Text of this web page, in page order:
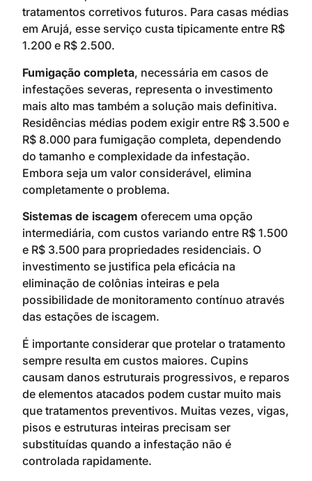
tratamentos corretivos futuros. Para casas médias
em Arujá, esse serviço custa tipicamente entre R$
1.200 e R$ 2.500.
Fumigação completa, necessária em casos de
infestações severas, representa o investimento
mais alto mas também a solução mais definitiva.
Residências médias podem exigir entre R$ 3.500 e
R$ 8.000 para fumigação completa, dependendo
do tamanho e complexidade da infestação.
Embora seja um valor considerável, elimina
completamente o problema.
Sistemas de iscagem oferecem uma opção
intermediária, com custos variando entre R$ 1.500
e R$ 3.500 para propriedades residenciais. O
investimento se justifica pela eficácia na
eliminação de colônias inteiras e pela
possibilidade de monitoramento contínuo através
das estações de iscagem.
É importante considerar que protelar o tratamento
sempre resulta em custos maiores. Cupins
causam danos estruturais progressivos, e reparos
de elementos atacados podem custar muito mais
que tratamentos preventivos. Muitas vezes, vigas,
pisos e estruturas inteiras precisam ser
substituídas quando a infestação não é
controlada rapidamente.